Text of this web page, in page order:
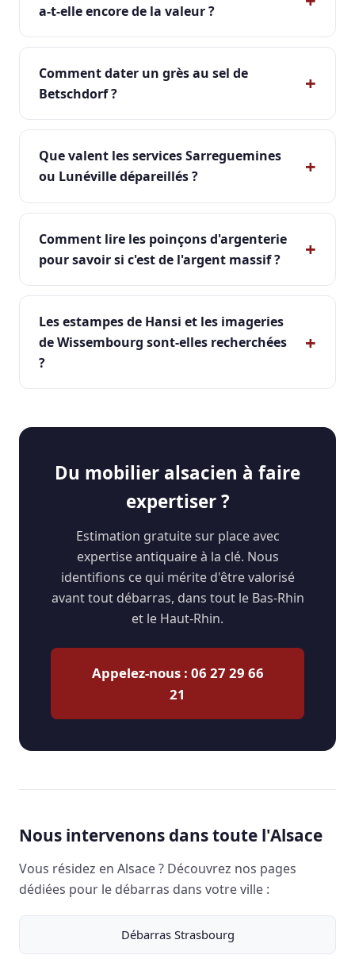
a-t-elle encore de la valeur ?
Comment dater un grès au sel de
Betschdorf ?
Que valent les services Sarreguemines
ou Lunéville dépareillés ?
Comment lire les poinçons d'argenterie
pour savoir si c'est de l'argent massif ?
Les estampes de Hansi et les imageries
de Wissembourg sont-elles recherchées
?
Du mobilier alsacien à faire
expertiser ?
Estimation gratuite sur place avec
expertise antiquaire à la clé. Nous
identifions ce qui mérite d'être valorisé
avant tout débarras, dans tout le Bas-Rhin
et le Haut-Rhin.
Appelez-nous : 06 27 29 66
21
Nous intervenons dans toute l'Alsace
Vous résidez en Alsace ? Découvrez nos pages
dédiées pour le débarras dans votre ville :
Débarras Strasbourg